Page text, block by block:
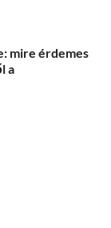
mire érdemes
a